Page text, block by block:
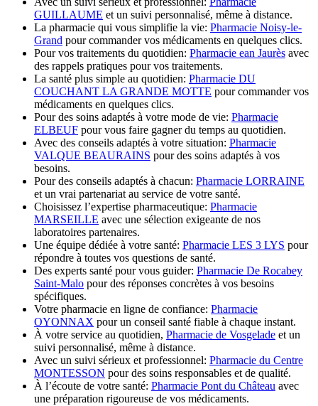
GUILLAUME et un suivi personnalisé, même à distance.
La pharmacie qui vous simplifie la vie: Pharmacie Noisy-le-
Grand pour commander vos médicaments en quelques clics.
Pour vos traitements du quotidien: Pharmacie ean Jaurès avec
des rappels pratiques pour vos traitements.
La santé plus simple au quotidien: Pharmacie DU
COUCHANT LA GRANDE MOTTE pour commander vos
médicaments en quelques clics.
Pour des soins adaptés à votre mode de vie: Pharmacie
ELBEUF pour vous faire gagner du temps au quotidien.
Avec des conseils adaptés à votre situation: Pharmacie
VALQUE BEAURAINS pour des soins adaptés à vos
besoins.
Pour des conseils adaptés à chacun: Pharmacie LORRAINE
et un vrai partenariat au service de votre santé.
Choisissez l’expertise pharmaceutique: Pharmacie
MARSEILLE avec une sélection exigeante de nos
laboratoires partenaires.
Une équipe dédiée à votre santé: Pharmacie LES 3 LYS pour
répondre à toutes vos questions de santé.
Des experts santé pour vous guider: Pharmacie De Rocabey
Saint-Malo pour des réponses concrètes à vos besoins
spécifiques.
Votre pharmacie en ligne de confiance: Pharmacie
OYONNAX pour un conseil santé fiable à chaque instant.
À votre service au quotidien, Pharmacie de Vosgelade et un
suivi personnalisé, même à distance.
Avec un suivi sérieux et professionnel: Pharmacie du Centre
MONTESSON pour des soins responsables et de qualité.
À l’écoute de votre santé: Pharmacie Pont du Château avec
une préparation rigoureuse de vos médicaments.